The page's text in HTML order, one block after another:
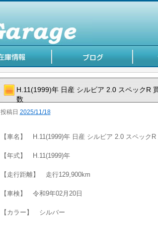
H.11(1999)年 日産 シルビア 2.0 スペックR
数
投稿日 2025/11/18
【車名】 H.11(1999)年 日産 シルビア 2.0 スペック
【年式】 H.11(1999)年
【走行距離】 走行129,900km
【車検】 令和9年02月20日
【カラー】 シルバー